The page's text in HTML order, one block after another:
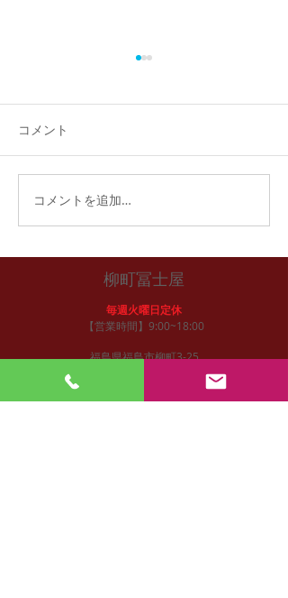
おかげさまで、今年の福おせ
ちご予約分は完売いたしまし
た。 ご予約いただいたお客様
には、31日午後より引き渡
し、配達となります。
コメント
コメントを追加…
柳町冨士屋
毎週火曜日定休
【営業時間】9:00~18:00
福島県福島市柳町3-25
アクセス